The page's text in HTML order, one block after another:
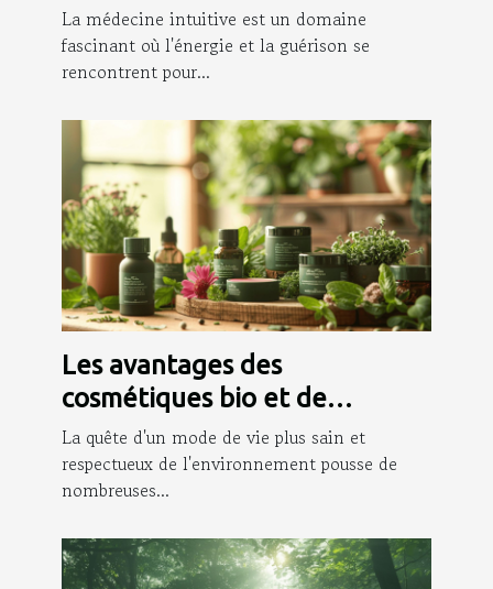
canal énergétique
La médecine intuitive est un domaine
fascinant où l'énergie et la guérison se
rencontrent pour...
Les avantages des
cosmétiques bio et de
l'aromathérapie pour la santé
La quête d'un mode de vie plus sain et
respectueux de l'environnement pousse de
nombreuses...